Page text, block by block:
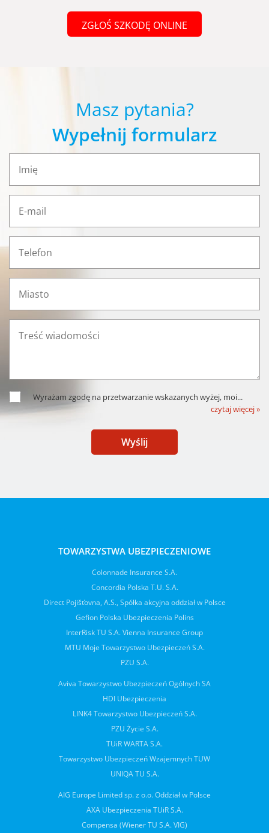
ZGŁOŚ SZKODĘ ONLINE
Masz pytania?
Wypełnij formularz
Wyrażam zgodę na przetwarzanie wskazanych wyżej, moi...
czytaj więcej »
Wyślij
TOWARZYSTWA UBEZPIECZENIOWE
Colonnade Insurance S.A.
Concordia Polska T.U. S.A.
Direct Pojišťovna, A.S., Spółka akcyjna oddział w Polsce
Gefion Polska Ubezpieczenia Polins
InterRisk TU S.A. Vienna Insurance Group
MTU Moje Towarzystwo Ubezpieczeń S.A.
PZU S.A.
Aviva Towarzystwo Ubezpieczeń Ogólnych SA
HDI Ubezpieczenia
LINK4 Towarzystwo Ubezpieczeń S.A.
PZU Życie S.A.
TUiR WARTA S.A.
Towarzystwo Ubezpieczeń Wzajemnych TUW
UNIQA TU S.A.
AIG Europe Limited sp. z o.o. Oddział w Polsce
AXA Ubezpieczenia TUiR S.A.
Compensa (Wiener TU S.A. VIG)